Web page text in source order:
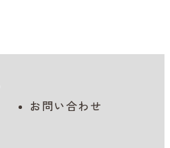
お問い合わせ